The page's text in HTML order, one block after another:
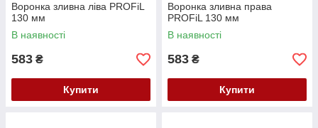
Воронка зливна ліва PROFiL
130 мм
В наявності
583 ₴
Купити
Воронка зливна права
PROFiL 130 мм
В наявності
583 ₴
Купити